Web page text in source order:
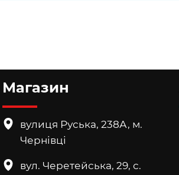
Магазин
вулиця Руська, 238А, м.
Чернівці
вул. Черетейська, 29, с.